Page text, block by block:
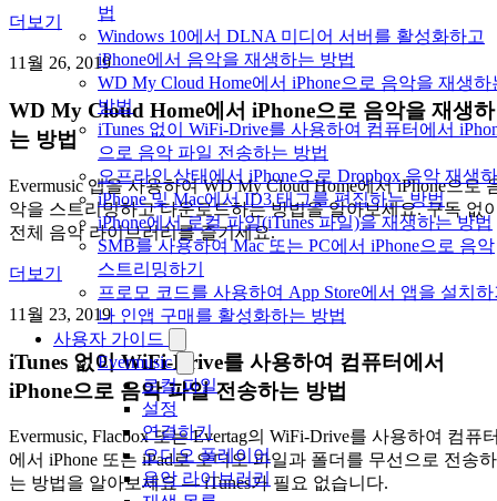
법
Windows 10에서 DLNA 미디어 서버를 활성화하고
iPhone에서 음악을 재생하는 방법
WD My Cloud Home에서 iPhone으로 음악을 재생하
방법
iTunes 없이 WiFi-Drive를 사용하여 컴퓨터에서
으로 음악 파일 전송하는 방법
오프라인 상태에서 iPhone으로 Dropbox 음악 재생
iPhone 및 Mac에서 ID3 태그를 편집하는 방법
iPhone에서 로컬 파일(iTunes 파일)을 재생하는 방법
SMB를 사용하여 Mac 또는 PC에서 iPhone으로 음악
스트리밍하기
프로모 코드를 사용하여 App Store에서 앱을 설치
나 인앱 구매를 활성화하는 방법
사용자 가이드
Evermusic
로컬 파일
설정
연결하기
오디오 플레이어
음악 라이브러리
더보기
11월 26, 2019
WD My Cloud Home에서 iPhone으로 음악을 재생하
는 방법
Evermusic 앱을 사용하여 WD My Cloud Home에서 iPhone으로
악을 스트리밍하고 다운로드하는 방법을 알아보세요. 구독 없
전체 음악 라이브러리를 즐기세요.
더보기
11월 23, 2019
iTunes 없이 WiFi-Drive를 사용하여 컴퓨터에서
iPhone으로 음악 파일 전송하는 방법
Evermusic, Flacbox 또는 Evertag의 WiFi-Drive를 사용하여 컴퓨
에서 iPhone 또는 iPad로 오디오 파일과 폴더를 무선으로 전송하
는 방법을 알아보세요 — iTunes가 필요 없습니다.